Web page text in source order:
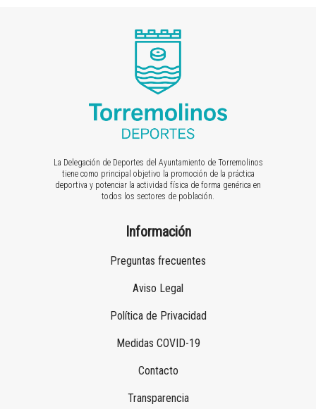
La Delegación de Deportes del Ayuntamiento de Torremolinos
tiene como principal objetivo la promoción de la práctica
deportiva y potenciar la actividad física de forma genérica en
todos los sectores de población.
Información
Preguntas frecuentes
Aviso Legal
Política de Privacidad
Medidas COVID-19
Contacto
Transparencia